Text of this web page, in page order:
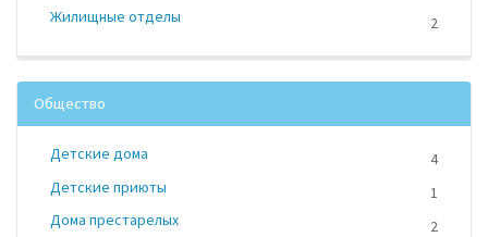
Жилищные отделы
2
Общество
Детские дома
4
Детские приюты
1
Дома престарелых
2